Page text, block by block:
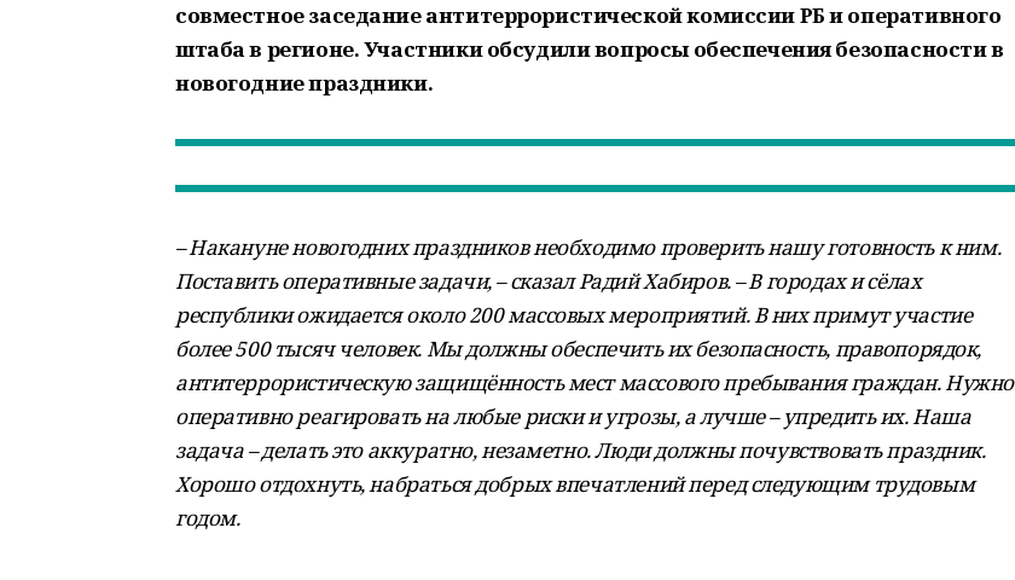
совместное заседание антитеррористической комиссии РБ и оперативного
штаба в регионе. Участники обсудили вопросы обеспечения безопасности в
новогодние праздники.
– Накануне новогодних праздников необходимо проверить нашу готовность к ним.
Поставить оперативные задачи, – сказал Радий Хабиров. – В городах и сёлах
республики ожидается около 200 массовых мероприятий. В них примут участие
более 500 тысяч человек. Мы должны обеспечить их безопасность, правопорядок,
антитеррористическую защищённость мест массового пребывания граждан. Нужно
оперативно реагировать на любые риски и угрозы, а лучше – упредить их. Наша
задача – делать это аккуратно, незаметно. Люди должны почувствовать праздник.
Хорошо отдохнуть, набраться добрых впечатлений перед следующим трудовым
годом.